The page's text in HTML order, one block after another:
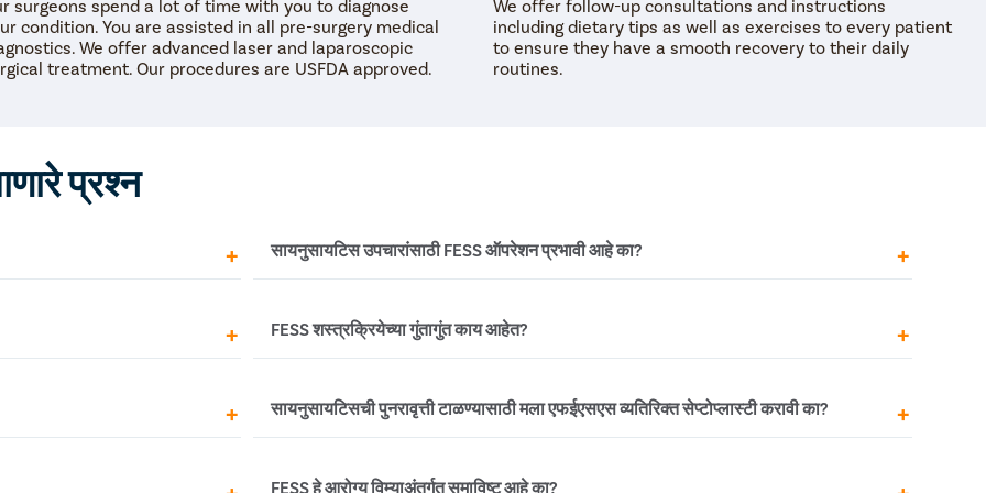
surgeons spend a lot of time with you to diagnose
condition. You are assisted in all pre-surgery medical
We offer advanced laser and laparoscopic
treatment. Our procedures are USFDA approved.
We offer follow-up consultations and instructions
including dietary tips as well as exercises to every patient
to ensure they have a smooth recovery to their daily
routines.
प्रश्न
आत कामावर परत येऊ शकता,
परत येण्यापूर्वी 4-5
रुग्ण आपली नियमित दिनचर्या
सायनुसायटिस उपचारांसाठी FESS ऑपरेशन प्रभावी आहे का?
FESS शस्त्रक्रिया सायनुसायटिसच्या लक्षणांपासून मुक्त होण्यासाठी खूप प्रभावी आहे कारण ती थेट
लक्षणे असलेल्या भागांना लक्ष्य करते. एंडोस्कोप वापरून शस्त्रक्रिया केली जात असल्याने ती अत्यंत
अचूक असते. तथापि, सायनुसायटिस उपचारांचे परिणाम कायमस्वरूपी असू शकतात याची खात्री
केले जात असल्याने,
शस्त्रक्रियेचा यशाचा दर
FESS शस्त्रक्रियेच्या गुंतागुंत काय आहेत?
जरी दुर्मिळ असले तरी, एंडोस्कोपिक सायनस शस्त्रक्रियेचे काही दुष्परिणाम आहेत, जसे की:
लक्षणांचे निराकरण करण्यात अयशस्वी
रक्तस्त्राव
सायनुसायटिसच्या रूग्णांना
सायनुसायटिसची पुनरावृत्ती टाळण्यासाठी मला एफईएसएस व्यतिरिक्त सेप्टोप्लास्टी करावी का?
होय, जर तुमचा सेप्टम वाईटरित्या विचलित झाला असेल किंवा अनुनासिक सेप्टम छिद्र असेल तर,
FESS हे आरोग्य विम्याअंतर्गत समाविष्ट आहे का?